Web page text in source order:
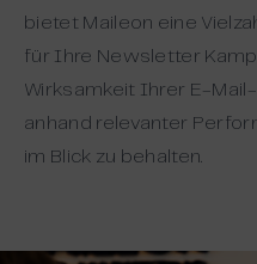
bietet Maileon eine
für Ihre Newsletter
Wirksamkeit Ihrer E-
anhand relevanter
im Blick zu behalten.